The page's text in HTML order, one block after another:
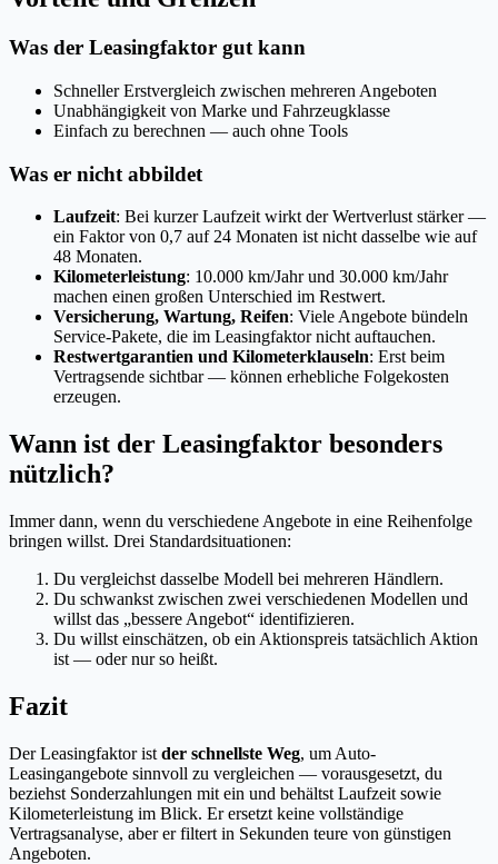
Was der Leasingfaktor gut kann
Schneller Erstvergleich zwischen mehreren Angeboten
Unabhängigkeit von Marke und Fahrzeugklasse
Einfach zu berechnen — auch ohne Tools
Was er nicht abbildet
Laufzeit: Bei kurzer Laufzeit wirkt der Wertverlust stärker —
ein Faktor von 0,7 auf 24 Monaten ist nicht dasselbe wie auf
48 Monaten.
Kilometerleistung: 10.000 km/Jahr und 30.000 km/Jahr
machen einen großen Unterschied im Restwert.
Versicherung, Wartung, Reifen: Viele Angebote bündeln
Service-Pakete, die im Leasingfaktor nicht auftauchen.
Restwertgarantien und Kilometerklauseln: Erst beim
Vertragsende sichtbar — können erhebliche Folgekosten
erzeugen.
Wann ist der Leasingfaktor besonders
nützlich?
Immer dann, wenn du verschiedene Angebote in eine Reihenfolge
bringen willst. Drei Standardsituationen:
Du vergleichst dasselbe Modell bei mehreren Händlern.
Du schwankst zwischen zwei verschiedenen Modellen und
willst das „bessere Angebot“ identifizieren.
Du willst einschätzen, ob ein Aktionspreis tatsächlich Aktion
ist — oder nur so heißt.
Fazit
Der Leasingfaktor ist der schnellste Weg, um Auto-
Leasingangebote sinnvoll zu vergleichen — vorausgesetzt, du
beziehst Sonderzahlungen mit ein und behältst Laufzeit sowie
Kilometerleistung im Blick. Er ersetzt keine vollständige
Vertragsanalyse, aber er filtert in Sekunden teure von günstigen
Angeboten.